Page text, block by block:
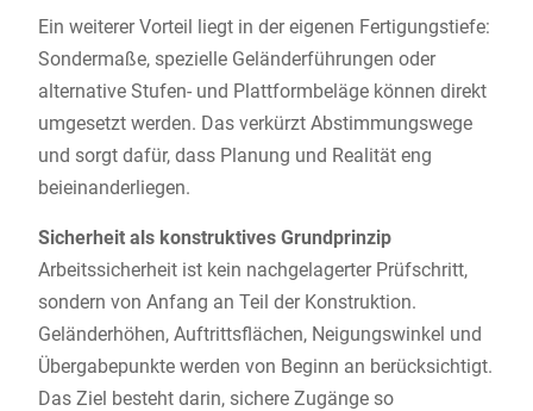
Ein weiterer Vorteil liegt in der eigenen Fertigungstiefe:
Sondermaße, spezielle Geländerführungen oder
alternative Stufen- und Plattformbeläge können direkt
umgesetzt werden. Das verkürzt Abstimmungswege
und sorgt dafür, dass Planung und Realität eng
beieinanderliegen.
Sicherheit als konstruktives Grundprinzip
Arbeitssicherheit ist kein nachgelagerter Prüfschritt,
sondern von Anfang an Teil der Konstruktion.
Geländerhöhen, Auftrittsflächen, Neigungswinkel und
Übergabepunkte werden von Beginn an berücksichtigt.
Das Ziel besteht darin, sichere Zugänge so